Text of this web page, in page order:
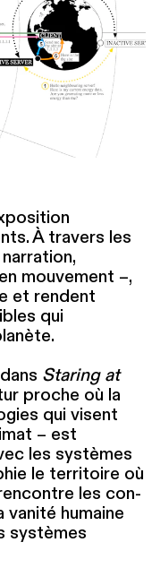
À travers les
mouvement –,
et rendent
qui
Staring at
proche où la
qui visent
– est
les systèmes
le territoire où
les con­
vanité humaine
systèmes